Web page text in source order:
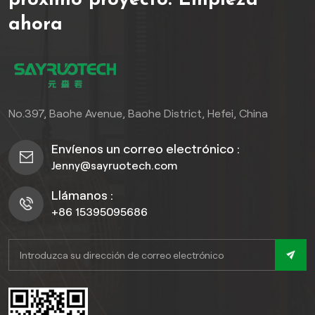
Propiedad, este piso
satisfacer diversas
demandas.
ahora
No.397, Baohe Avenue, Baohe District, Hefei, China
Envíenos un correo electrónico :
Jenny@sayruotech.com
Llámanos :
+86 15395095686